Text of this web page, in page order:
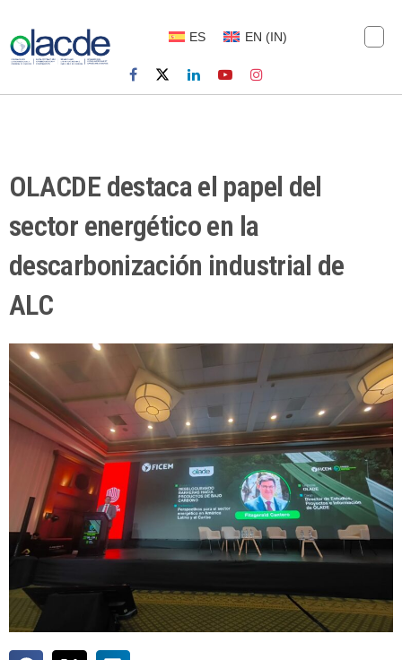
ES EN (IN)
OLACDE destaca el papel del
sector energético en la
descarbonización industrial de
ALC